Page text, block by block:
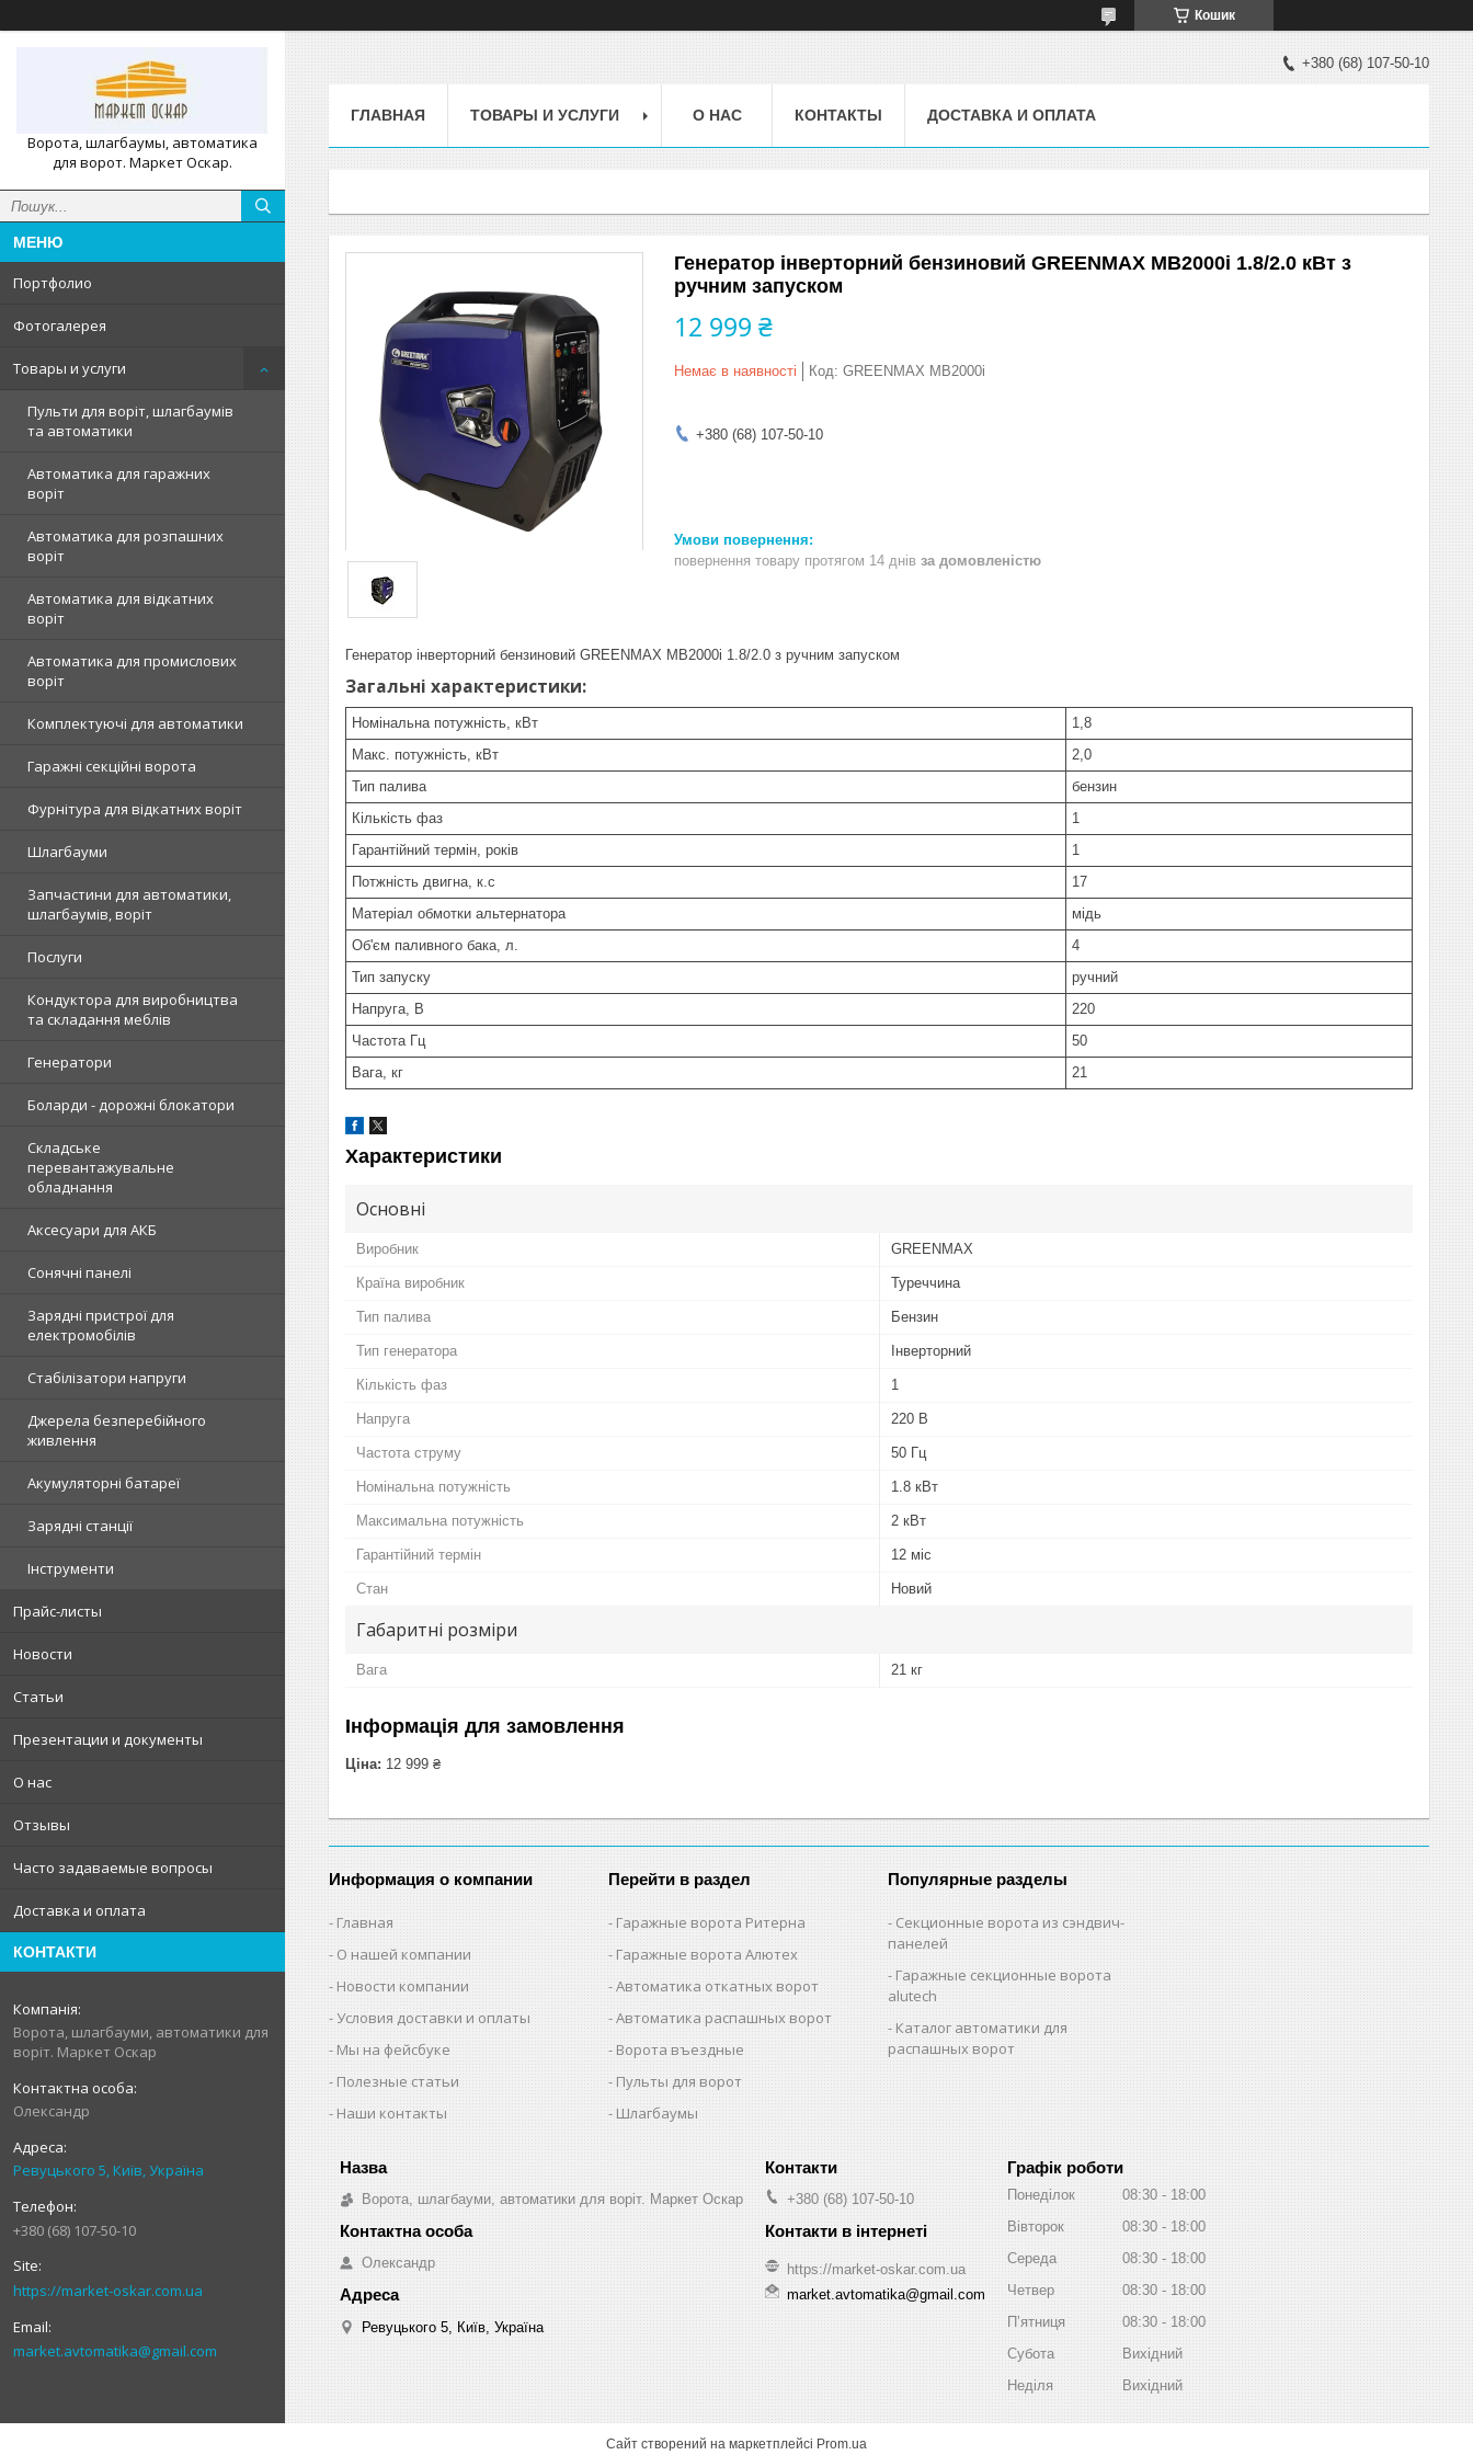
Кошик
Ворота, шлагбаумы, автоматика
для ворот. Маркет Оскар.
Портфолио
Фотогалерея
Товары и услуги
Пульти для воріт, шлагбаумів
та автоматики
Автоматика для гаражних
воріт
Автоматика для розпашних
воріт
Автоматика для відкатних
воріт
Автоматика для промислових
воріт
Комплектуючі для автоматики
Гаражні секційні ворота
Фурнітура для відкатних воріт
Шлагбауми
Запчастини для автоматики,
шлагбаумів, воріт
Послуги
Кондуктора для виробництва
та складання меблів
Генератори
Боларди - дорожні блокатори
Складське
перевантажувальне
обладнання
Аксесуари для АКБ
Сонячні панелі
Зарядні пристрої для
електромобілів
Стабілізатори напруги
Джерела безперебійного
живлення
Акумуляторні батареї
Зарядні станції
Інструменти
Прайс-листы
Новости
Статьи
Презентации и документы
О нас
Отзывы
Часто задаваемые вопросы
Доставка и оплата
КОНТАКТИ
Ворота, шлагбауми, автоматики для
воріт. Маркет Оскар
Олександр
Ревуцького 5, Київ, Україна
+380 (68) 107-50-10
https://market-oskar.com.ua
market.avtomatika@gmail.com
+380 (68) 107-50-10
ГЛАВНАЯ ТОВАРЫ И УСЛУГИ О НАС КОНТАКТЫ ДОСТАВКА И ОПЛАТА
Генератор інверторний бензиновий GREENMAX MB2000i 1.8/2.0 кВт з
ручним запуском
12 999 ₴
Немає в наявності Код: GREENMAX MB2000i
+380 (68) 107-50-10
повернення товару протягом 14 днів за домовленістю
Генератор інверторний бензиновий GREENMAX MB2000i 1.8/2.0 з ручним запуском
Загальні характеристики:
Номінальна потужність, кВт
1,8
Макс. потужність, кВт
2,0
Тип палива
бензин
Кількість фаз
1
Гарантійний термін, років
1
Потжність двигна, к.с
17
Матеріал обмотки альтернатора
мідь
Об'єм паливного бака, л.
4
Тип запуску
ручний
Напруга, В
220
Частота Гц
50
Вага, кг
21
Характеристики
Основні
Виробник GREENMAX
Країна виробник Туреччина
Тип палива Бензин
Тип генератора Інверторний
Кількість фаз 1
Напруга 220 В
Частота струму 50 Гц
Номінальна потужність 1.8 кВт
Максимальна потужність 2 кВт
Гарантійний термін 12 міс
Стан Новий
Габаритні розміри
Вага 21 кг
Інформація для замовлення
Ціна: 12 999 ₴
Информация о компании
Главная
О нашей компании
Новости компании
Условия доставки и оплаты
Мы на фейсбуке
Полезные статьи
Наши контакты
Перейти в раздел
Гаражные ворота Ритерна
Гаражные ворота Алютех
Автоматика откатных ворот
Автоматика распашных ворот
Ворота въездные
Пульты для ворот
Шлагбаумы
Популярные разделы
Секционные ворота из сэндвич-
панелей
Гаражные секционные ворота
alutech
Каталог автоматики для
распашных ворот
Ворота, шлагбауми, автоматики для воріт. Маркет Оскар
Олександр
Ревуцького 5, Київ, Україна
+380 (68) 107-50-10
https://market-oskar.com.ua
market.avtomatika@gmail.com
Графік роботи
Понеділок 08:30
18:00
Вівторок
08:30
18:00
Середа
08:30
18:00
Четвер
08:30
18:00
Пʼятниця
08:30
18:00
Субота
Вихідний
Неділя
Вихідний
Сайт створений на маркетплейсі Prom.ua